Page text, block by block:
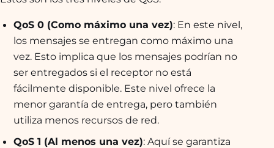
QoS 0 (Como máximo una vez): En este nivel,
los mensajes se entregan como máximo una
vez. Esto implica que los mensajes podrían no
ser entregados si el receptor no está
fácilmente disponible. Este nivel ofrece la
menor garantía de entrega, pero también
utiliza menos recursos de red.
QoS 1 (Al menos una vez): Aquí se garantiza